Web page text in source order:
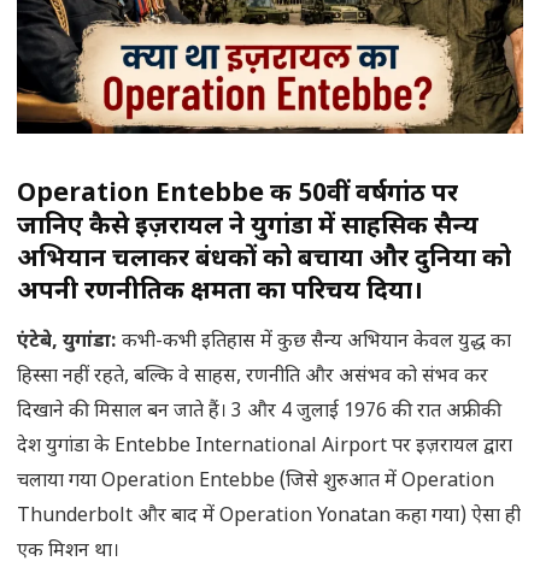
Operation Entebbe की 50वीं वर्षगांठ पर
जानिए कैसे इज़रायल ने युगांडा में साहसिक सैन्य
अभियान चलाकर बंधकों को बचाया और दुनिया को
अपनी रणनीतिक क्षमता का परिचय दिया।
एंटेबे, युगांडा: कभी-कभी इतिहास में कुछ सैन्य अभियान केवल युद्ध का
हिस्सा नहीं रहते, बल्कि वे साहस, रणनीति और असंभव को संभव कर
दिखाने की मिसाल बन जाते हैं। 3 और 4 जुलाई 1976 की रात अफ्रीकी
देश युगांडा के Entebbe International Airport पर इज़रायल द्वारा
चलाया गया Operation Entebbe (जिसे शुरुआत में Operation
Thunderbolt और बाद में Operation Yonatan कहा गया) ऐसा ही
एक मिशन था।